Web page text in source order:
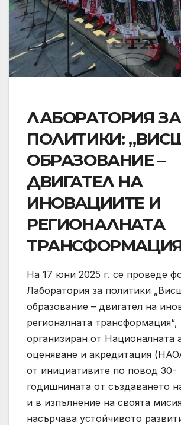
ЛАБОРАТОРИЯ ЗА
ПОЛИТИКИ:
ОБРАЗОВАНИЕ –
ДВИГАТЕЛ НА
ИНОВАЦИИТЕ И
РЕГИОНАЛНАТА
На 17 юни 2025 г. се проведе
Лаборатория за политики
образование – двигател на
регионалната трансформация“,
организиран от Националната
оценяване и акредитация
от инициативите по повод 30-
годишнината от създаването
и в изпълнение на своята
насърчава устойчивото